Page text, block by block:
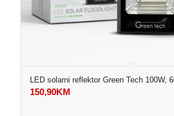
LED solarni reflektor Green Tech 100W,
150,90KM